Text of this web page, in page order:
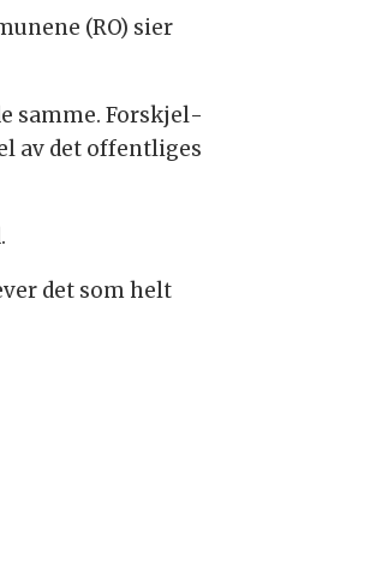
(RO) sier
sam­me. For­skjel­
av det of­fent­li­ges
det som helt